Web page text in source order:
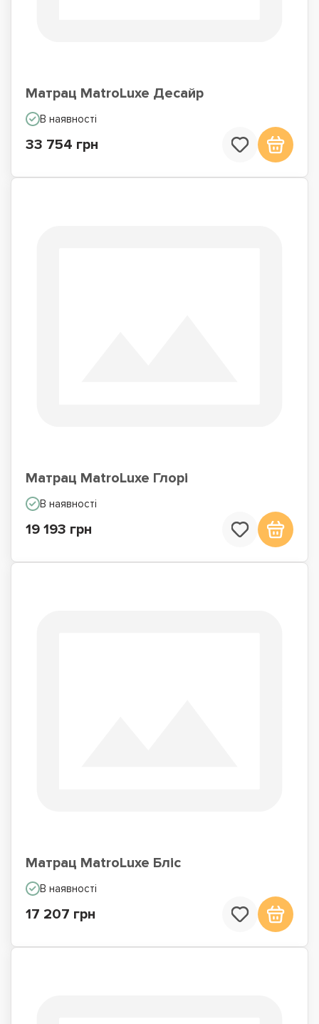
Матрац MatroLuxe Десайр
В наявності
33 754 грн
Матрац MatroLuxe Глорі
В наявності
19 193 грн
Матрац MatroLuxe Бліс
В наявності
17 207 грн